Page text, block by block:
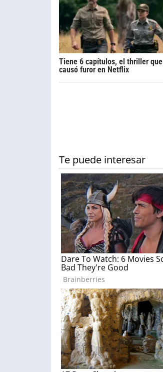
Tiene 6 capítulos, el thriller que
causó furor en Netflix